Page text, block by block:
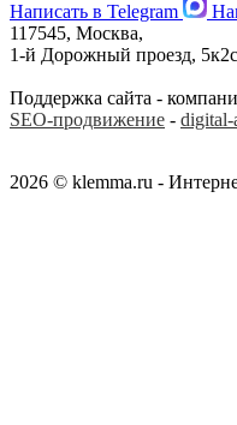
Написать в Telegram
117545, Москва,
1-й Дорожный проезд,
Поддержка сайта -
SEO-продвижение - digital-
2026 © klemma.ru -